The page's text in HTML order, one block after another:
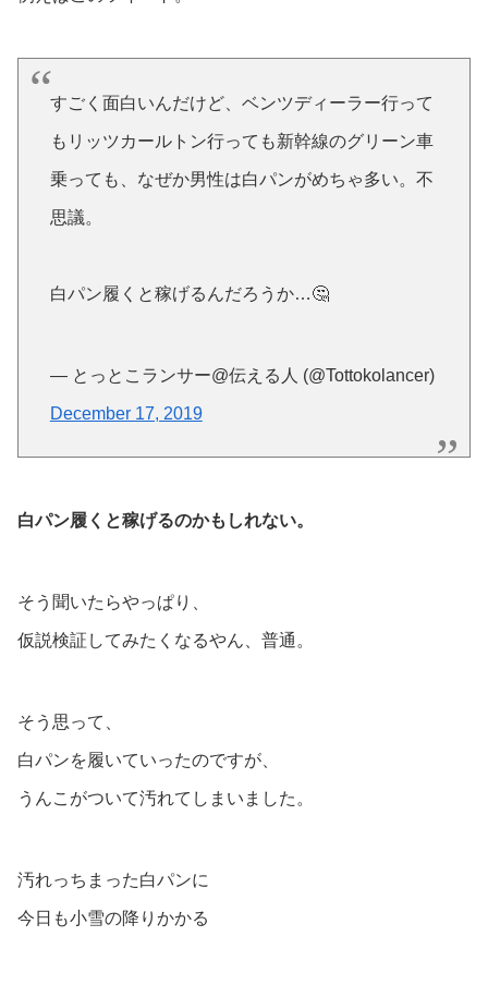
すごく面白いんだけど、ベンツディーラー行って
もリッツカールトン行っても新幹線のグリーン車
乗っても、なぜか男性は白パンがめちゃ多い。不
思議。
白パン履くと稼げるんだろうか…🤔
— とっとこランサー@伝える人 (@Tottokolancer)
December 17, 2019
白パン履くと稼げるのかもしれない。
そう聞いたらやっぱり、
仮説検証してみたくなるやん、普通。
そう思って、
白パンを履いていったのですが、
うんこがついて汚れてしまいました。
汚れっちまった白パンに
今日も小雪の降りかかる